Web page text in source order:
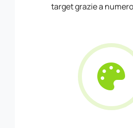
target grazie a